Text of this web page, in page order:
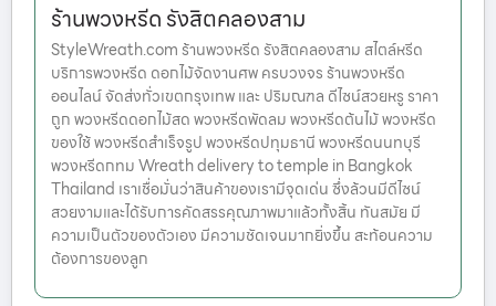
ร้านพวงหรีด รังสิตคลองสาม
StyleWreath.com ร้านพวงหรีด รังสิตคลองสาม สไตล์หรีด
บริการพวงหรีด ดอกไม้จัดงานศพ ครบวงจร ร้านพวงหรีด
ออนไลน์ จัดส่งทั่วเขตกรุงเทพ และ ปริมณฑล ดีไซน์สวยหรู ราคา
ถูก พวงหรีดดอกไม้สด พวงหรีดพัดลม พวงหรีดต้นไม้ พวงหรีด
ของใช้ พวงหรีดสำเร็จรูป พวงหรีดปทุมธานี พวงหรีดนนทบุรี
พวงหรีดกทม Wreath delivery to temple in Bangkok
Thailand เราเชื่อมั่นว่าสินค้าของเรามีจุดเด่น ซึ่งล้วนมีดีไซน์
สวยงามและได้รับการคัดสรรคุณภาพมาแล้วทั้งสิ้น ทันสมัย มี
ความเป็นตัวของตัวเอง มีความชัดเจนมากยิ่งขึ้น สะท้อนความ
ต้องการของลูก